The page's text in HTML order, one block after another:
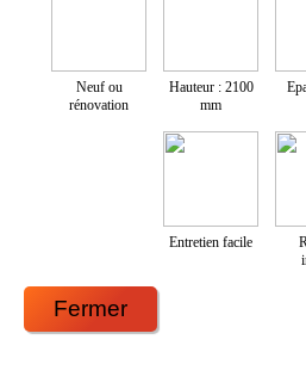
Neuf ou
rénovation
Hauteur : 2100
mm
Entretien facile
Fermer